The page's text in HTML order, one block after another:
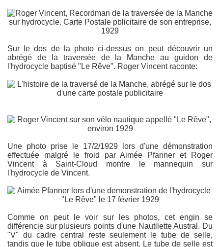
Sur le dos de la photo ci-dessus on peut découvrir un
abrégé de la traversée de la Manche au guidon de
l'hydrocycle baptisé "Le Rêve". Roger Vincent raconte:
Une photo prise le 17/2/1929 lors d'une démonstration
effectuée malgré le froid par Aimée Pfanner et Roger
Vincent à Saint-Cloud montre le mannequin sur
l'hydrocycle de Vincent.
Comme on peut le voir sur les photos, cet engin se
différencie sur plusieurs points d'une Nautilette Austral. Du
"V" du cadre central reste seulement le tube de selle,
tandis que le tube oblique est absent. Le tube de selle est